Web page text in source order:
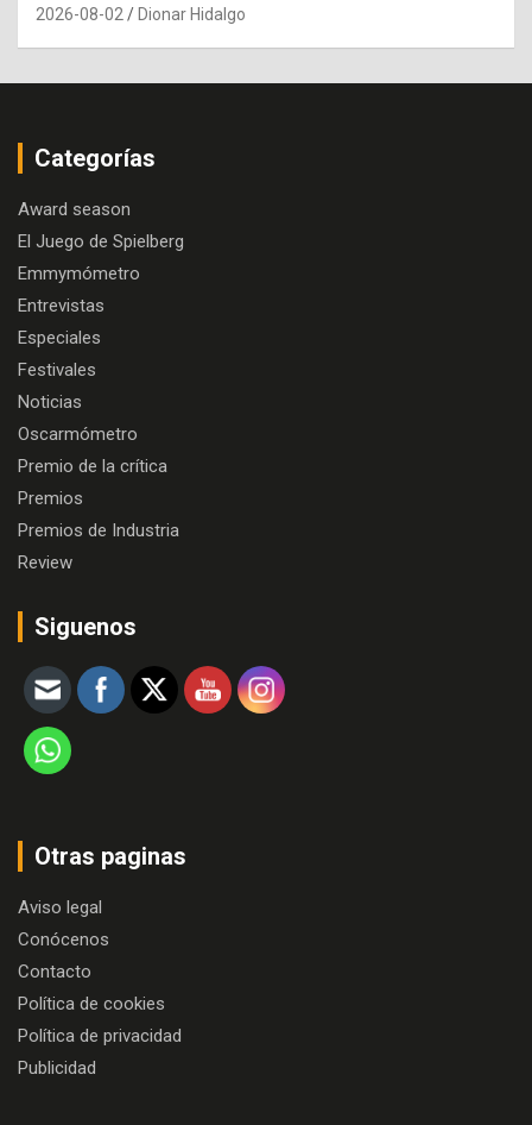
2026-08-02 Dionar Hidalgo
Categorías
Award season
El Juego de Spielberg
Emmymómetro
Entrevistas
Especiales
Festivales
Noticias
Oscarmómetro
Premio de la crítica
Premios
Premios de Industria
Review
Siguenos
Otras paginas
Aviso legal
Conócenos
Contacto
Política de cookies
Política de privacidad
Publicidad